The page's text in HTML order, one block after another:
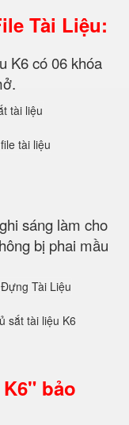
Tài Liệu:
K6 có 06 khóa
sáng làm cho
bị phai mầu
bảo